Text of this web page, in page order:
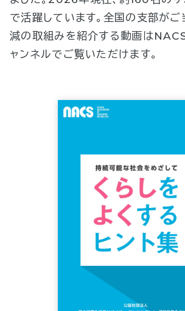
で活躍しています。全国の支部が
減の取組みを紹介する動画は
ャンネルでご覧いただけます。